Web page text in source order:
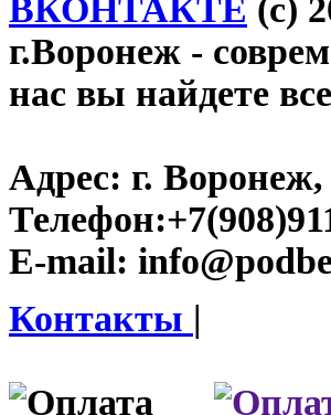
ВКОНТАКТЕ (c)
г.Воронеж -
нас вы найдете
Адрес: г.
Телефон:
E-mail:
Контакты |